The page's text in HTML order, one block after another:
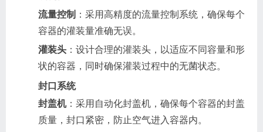
流量控制 ：采用高精度的流量控制系统，确保每个
容器的灌装量准确无误。
灌装头 ：设计合理的灌装头，以适应不同容量和形
状的容器，同时确保灌装过程中的无菌状态。
封口系统
封盖机：采用自动化封盖机，确保每个容器的封盖
质量，封口紧密，防止空气进入容器内。